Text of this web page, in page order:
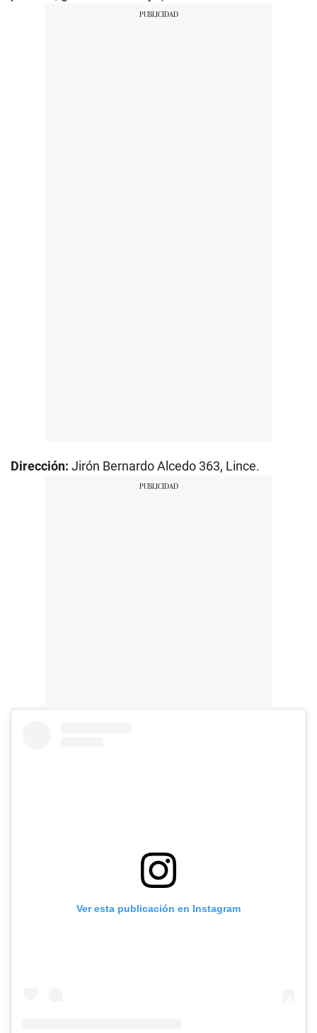
Dirección: Jirón Bernardo Alcedo 363, Lince.
Ver esta publicación en Instagram